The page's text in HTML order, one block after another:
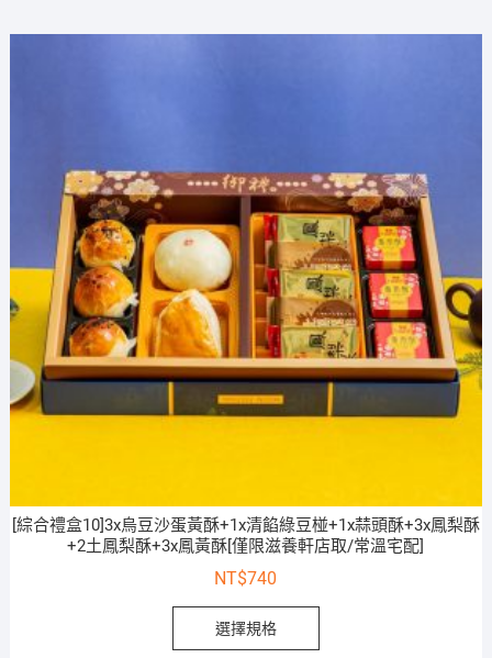
[綜合禮盒10]3x烏豆沙蛋黃酥+1x清餡綠豆椪+1x蒜頭酥+3x鳳梨酥
+2土鳳梨酥+3x鳳黃酥[僅限滋養軒店取/常溫宅配]
NT$740
選擇規格